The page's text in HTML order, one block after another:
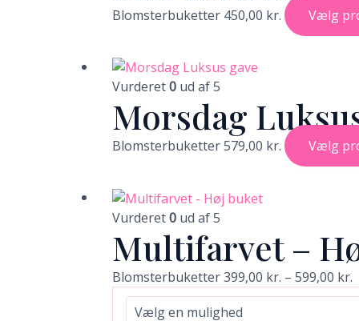
Blomsterbuketter 450,00 kr. Vælg
Vurderet0 ud af 5
Morsdag
Blomsterbuketter579,00 kr. Vælg
Vurderet0 ud af 5
Multifarvet –
Blomsterbuketter399,00 kr. – 599,00 kr.
Dette
flere
varianter.
Mulighederne